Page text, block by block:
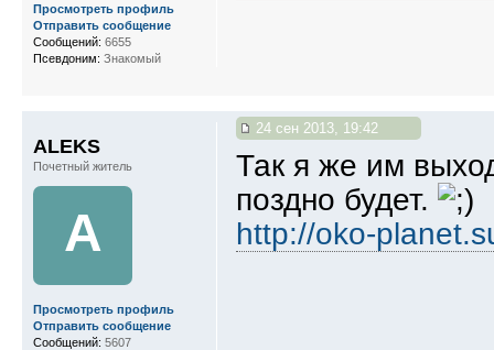
Просмотреть профиль
Отправить сообщение
Сообщений: 6655
Псевдоним: Знакомый
24 сен 2013, 19:42
Так я же им
поздно будет.
http://oko-
ALEKS
Почетный житель
A
Просмотреть профиль
Отправить сообщение
Сообщений: 5607